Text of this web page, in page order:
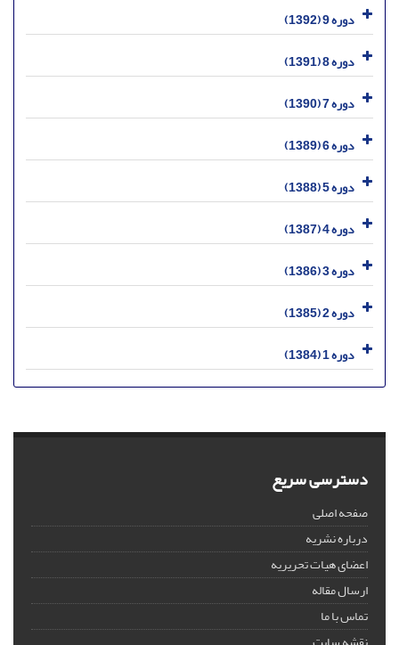
دوره 9 (1392)
دوره 8 (1391)
دوره 7 (1390)
دوره 6 (1389)
دوره 5 (1388)
دوره 4 (1387)
دوره 3 (1386)
دوره 2 (1385)
دوره 1 (1384)
دسترسی سریع
صفحه اصلی
درباره نشریه
اعضای هیات تحریریه
ارسال مقاله
تماس با ما